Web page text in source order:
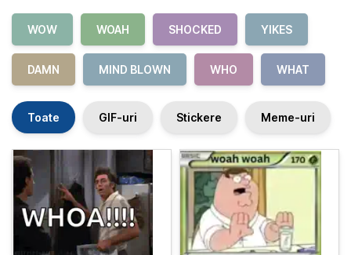
WOW WOAH SHOCKED YIKES
DAMN MIND BLOWN WHO WHAT
Toate GIF-uri Stickere Meme-uri